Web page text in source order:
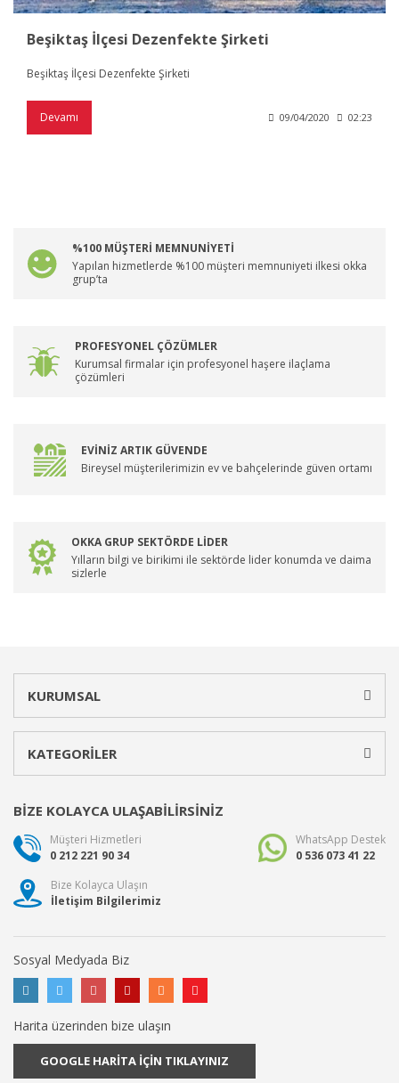
Beşiktaş İlçesi Dezenfekte Şirketi
Beşiktaş İlçesi Dezenfekte Şirketi
Devamı 09/04/2020 02:23
%100 MÜŞTERİ MEMNUNİYETİ
Yapılan hizmetlerde %100 müşteri memnuniyeti ilkesi okka
grup’ta
PROFESYONEL ÇÖZÜMLER
Kurumsal firmalar için profesyonel haşere ilaçlama
çözümleri
EVİNİZ ARTIK GÜVENDE
Bireysel müşterilerimizin ev ve bahçelerinde güven ortamı
OKKA GRUP SEKTÖRDE LİDER
Yılların bilgi ve birikimi ile sektörde lider konumda ve daima
sizlerle
KURUMSAL
KATEGORİLER
BİZE KOLAYCA ULAŞABİLİRSİNİZ
Müşteri Hizmetleri
0 212 221 90 34
WhatsApp Destek
0 536 073 41 22
Bize Kolayca Ulaşın
İletişim Bilgilerimiz
Sosyal Medyada Biz
Harita üzerinden bize ulaşın
GOOGLE HARİTA İÇİN TIKLAYINIZ